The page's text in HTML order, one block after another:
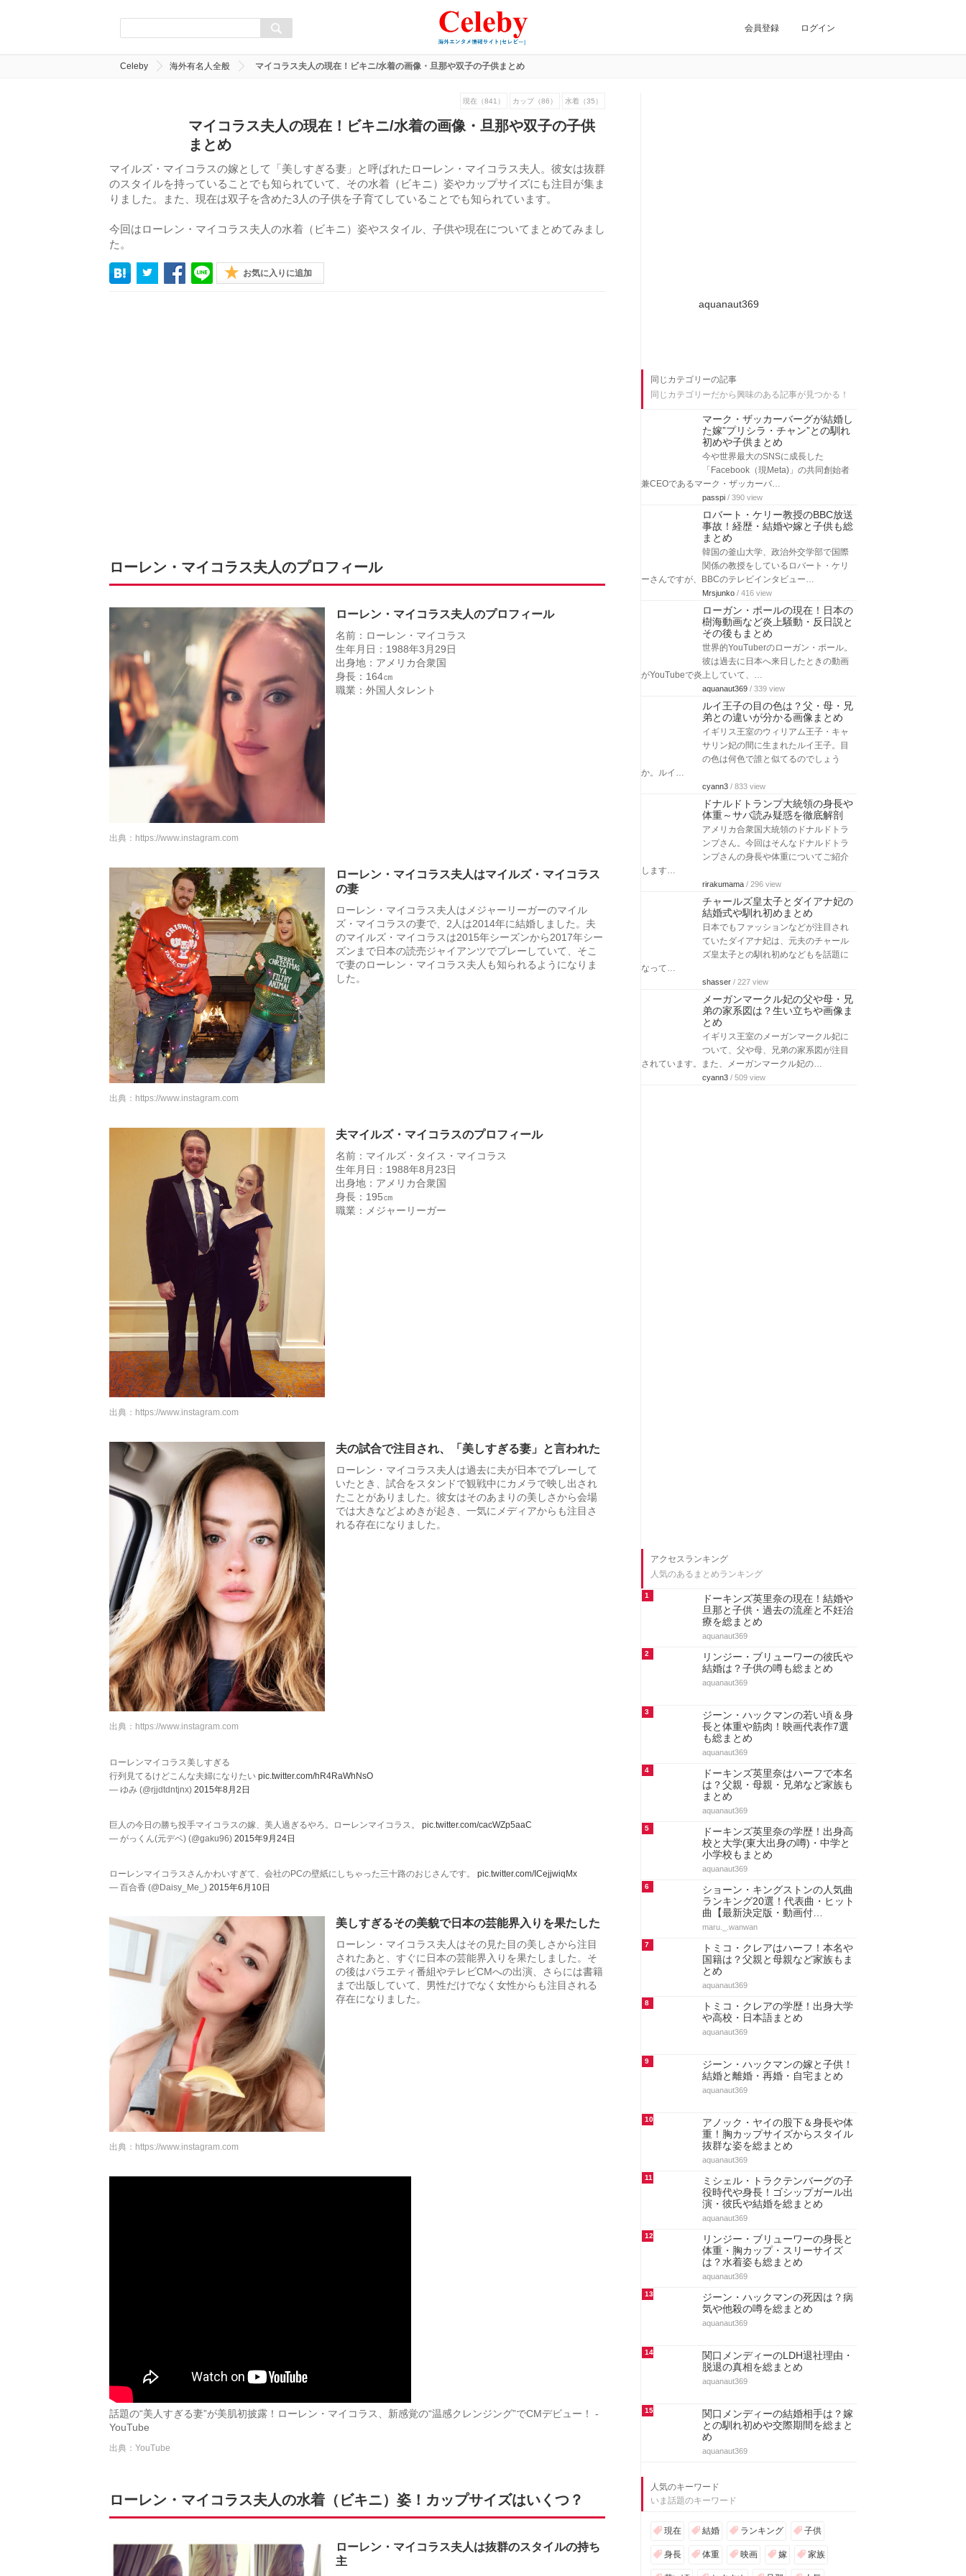
会員登録 ログイン
Celeby 海外有名人全般 マイコラス夫人の現在！ビキニ/水着の画像・旦那や双子の子供まとめ
現在（841） カップ（86） 水着（35）
マイコラス夫人の現在！ビキニ/水着の画像・旦那や双子の子供
まとめ
マイルズ・マイコラスの嫁として「美しすぎる妻」と呼ばれたローレン・マイコラス夫人。彼女は抜群
のスタイルを持っていることでも知られていて、その水着（ビキニ）姿やカップサイズにも注目が集ま
りました。また、現在は双子を含めた3人の子供を子育てしていることでも知られています。
今回はローレン・マイコラス夫人の水着（ビキニ）姿やスタイル、子供や現在についてまとめてみまし
た。
お気に入りに追加
ローレン・マイコラス夫人のプロフィール
ローレン・マイコラス夫人のプロフィール
名前：ローレン・マイコラス
生年月日：1988年3月29日
出身地：アメリカ合衆国
身長：164㎝
職業：外国人タレント
出典： https://www.instagram.com
ローレン・マイコラス夫人はマイルズ・マイコラス
の妻
ローレン・マイコラス夫人はメジャーリーガーのマイル
ズ・マイコラスの妻で、2人は2014年に結婚しました。夫
のマイルズ・マイコラスは2015年シーズンから2017年シー
ズンまで日本の読売ジャイアンツでプレーしていて、そこ
で妻のローレン・マイコラス夫人も知られるようになりま
した。
出典： https://www.instagram.com
夫マイルズ・マイコラスのプロフィール
名前：マイルズ・タイス・マイコラス
生年月日：1988年8月23日
出身地：アメリカ合衆国
身長：195㎝
職業：メジャーリーガー
出典： https://www.instagram.com
夫の試合で注目され、「美しすぎる妻」と言われた
ローレン・マイコラス夫人は過去に夫が日本でプレーして
いたとき、試合をスタンドで観戦中にカメラで映し出され
たことがありました。彼女はそのあまりの美しさから会場
では大きなどよめきが起き、一気にメディアからも注目さ
れる存在になりました。
出典： https://www.instagram.com
ローレンマイコラス美しすぎる
行列見てるけどこんな夫婦になりたい pic.twitter.com/hR4RaWhNsO
— ゆみ (@rjjdtdntjnx) 2015年8月2日
巨人の今日の勝ち投手マイコラスの嫁、美人過ぎるやろ。ローレンマイコラス。 pic.twitter.com/cacWZp5aaC
— がっくん(元デベ) (@gaku96) 2015年9月24日
ローレンマイコラスさんかわいすぎて、会社のPCの壁紙にしちゃった三十路のおじさんです。 pic.twitter.com/ICejjwiqMx
— 百合香 (@Daisy_Me_) 2015年6月10日
美しすぎるその美貌で日本の芸能界入りを果たした
ローレン・マイコラス夫人はその見た目の美しさから注目
されたあと、すぐに日本の芸能界入りを果たしました。そ
の後はバラエティ番組やテレビCMへの出演、さらには書籍
まで出版していて、男性だけでなく女性からも注目される
存在になりました。
出典： https://www.instagram.com
話題の“美人すぎる妻”が美肌初披露！ローレン・マイコラス、新感覚の“温感クレンジング”でCMデビュー！ -
YouTube
出典：YouTube
ローレン・マイコラス夫人の水着（ビキニ）姿！カップサイズはいくつ？
ローレン・マイコラス夫人は抜群のスタイルの持ち
主
aquanaut369
同じカテゴリーの記事
同じカテゴリーだから興味のある記事が見つかる！
マーク・ザッカーバーグが結婚し
た嫁”プリシラ・チャン”との馴れ
初めや子供まとめ
今や世界最大のSNSに成長した
「Facebook（現Meta)」の共同創始者
兼CEOであるマーク・ザッカーバ…
passpi / 390 view
ロバート・ケリー教授のBBC放送
事故！経歴・結婚や嫁と子供も総
まとめ
韓国の釜山大学、政治外交学部で国際
関係の教授をしているロバート・ケリ
ーさんですが、BBCのテレビインタビュー…
Mrsjunko / 416 view
ローガン・ポールの現在！日本の
樹海動画など炎上騒動・反日説と
その後もまとめ
世界的YouTuberのローガン・ポール。
彼は過去に日本へ来日したときの動画
がYouTubeで炎上していて、…
aquanaut369 / 339 view
ルイ王子の目の色は？父・母・兄
弟との違いが分かる画像まとめ
イギリス王室のウィリアム王子・キャ
サリン妃の間に生まれたルイ王子。目
の色は何色で誰と似てるのでしょう
か。ルイ…
cyann3 / 833 view
ドナルドトランプ大統領の身長や
体重～サバ読み疑惑を徹底解剖
アメリカ合衆国大統領のドナルドトラ
ンプさん。今回はそんなドナルドトラ
ンプさんの身長や体重についてご紹介
します…
rirakumama / 296 view
チャールズ皇太子とダイアナ妃の
結婚式や馴れ初めまとめ
日本でもファッションなどが注目され
ていたダイアナ妃は、元夫のチャール
ズ皇太子との馴れ初めなどもを話題に
なって…
shasser / 227 view
メーガンマークル妃の父や母・兄
弟の家系図は？生い立ちや画像ま
とめ
イギリス王室のメーガンマークル妃に
ついて、父や母、兄弟の家系図が注目
されています。また、メーガンマークル妃の…
cyann3 / 509 view
アクセスランキング
人気のあるまとめランキング
1
ドーキンズ英里奈の現在！結婚や
旦那と子供・過去の流産と不妊治
療を総まとめ
aquanaut369
2
リンジー・ブリューワーの彼氏や
結婚は？子供の噂も総まとめ
aquanaut369
3
ジーン・ハックマンの若い頃＆身
長と体重や筋肉！映画代表作7選
も総まとめ
aquanaut369
4
ドーキンズ英里奈はハーフで本名
は？父親・母親・兄弟など家族も
まとめ
aquanaut369
5
ドーキンズ英里奈の学歴！出身高
校と大学(東大出身の噂)・中学と
小学校もまとめ
aquanaut369
6
ショーン・キングストンの人気曲
ランキング20選！代表曲・ヒット
曲【最新決定版・動画付…
maru._.wanwan
7
トミコ・クレアはハーフ！本名や
国籍は？父親と母親など家族もま
とめ
aquanaut369
8
トミコ・クレアの学歴！出身大学
や高校・日本語まとめ
aquanaut369
9
ジーン・ハックマンの嫁と子供！
結婚と離婚・再婚・自宅まとめ
aquanaut369
10
アノック・ヤイの股下＆身長や体
重！胸カップサイズからスタイル
抜群な姿を総まとめ
aquanaut369
11
ミシェル・トラクテンバーグの子
役時代や身長！ゴシップガール出
演・彼氏や結婚を総まとめ
aquanaut369
12
リンジー・ブリューワーの身長と
体重・胸カップ・スリーサイズ
は？水着姿も総まとめ
aquanaut369
13
ジーン・ハックマンの死因は？病
気や他殺の噂を総まとめ
aquanaut369
14
関口メンディーのLDH退社理由・
脱退の真相を総まとめ
aquanaut369
15
関口メンディーの結婚相手は？嫁
との馴れ初めや交際期間を総まと
め
aquanaut369
人気のキーワード
いま話題のキーワード
現在 結婚 ランキング 子供
身長 体重 映画 嫁 家族